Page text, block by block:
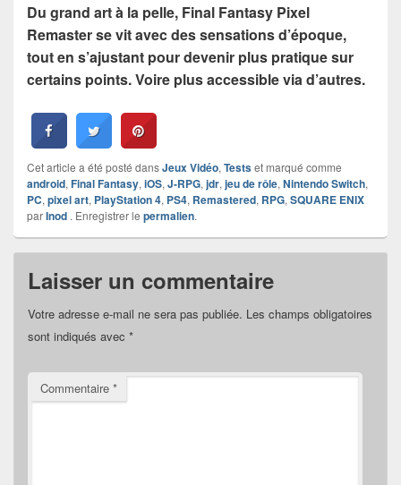
Du grand art à la pelle, Final Fantasy Pixel
Remaster se vit avec des sensations d’époque,
tout en s’ajustant pour devenir plus pratique sur
certains points. Voire plus accessible via d’autres.
Cet article a été posté dansJeux Vidéo, Testset marqué comme
android, Final Fantasy, iOS, J-RPG, jdr, jeu de rôle, Nintendo Switch,
PC, pixel art, PlayStation 4, PS4, Remastered, RPG, SQUARE ENIX
parInod . Enregistrer le permalien.
Laisser un commentaire
Votre adresse e-mail ne sera pas publiée. Les champs obligatoires
sont indiqués avec *
Commentaire *